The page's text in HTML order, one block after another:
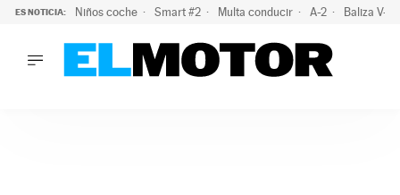
ES NOTICIA: Niños coche Smart #2 Multa conducir A-2 Baliza V-